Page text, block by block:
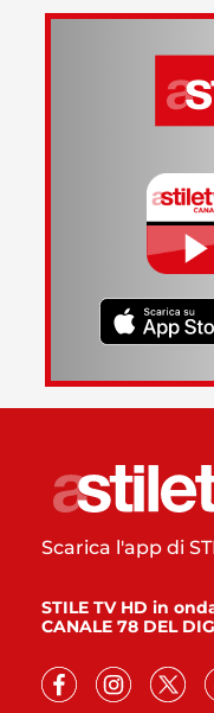
Scarica l'app di
STILE TV HD in
CANALE 78 DEL